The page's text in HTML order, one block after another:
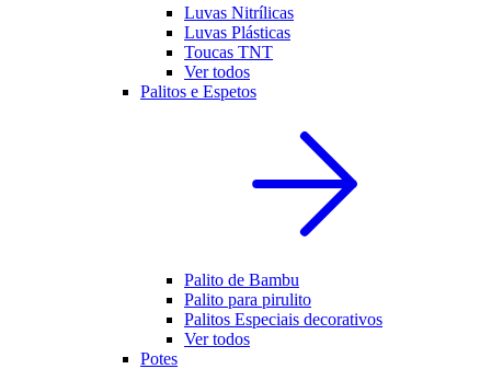
Luvas Nitrílicas
Luvas Plásticas
Toucas TNT
Ver todos
Palitos e Espetos
Palito de Bambu
Palito para pirulito
Palitos Especiais decorativos
Ver todos
Potes